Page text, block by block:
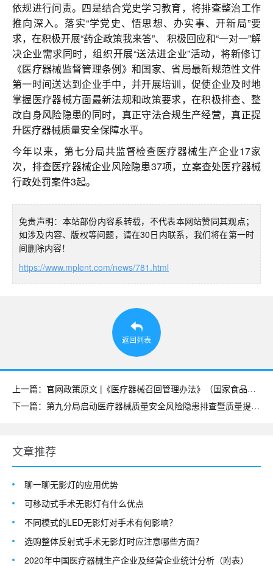
依规进行问责。四是结合党史学习教育，将排查整治工作
推向深入。落实“学党史、悟思想、办实事、开新局”要
求，在积极开展“药企政策我来答”、 积极回应和“一对一”解
决企业需求同时，组织开展“送法进企业”活动，将新修订
《医疗器械监督管理条例》和国家、省局最新规范性文件
第一时间送达到企业手中，并开展培训，促使企业及时地
掌握医疗器械方面最新法规和政策要求，在积极排查、整
改自身风险隐患的同时，真正守法合规生产经营，真正提
升医疗器械质量安全保障水平。
今年以来，第七分局共监督检查医疗器械生产企业17家
次，排查医疗器械企业风险隐患37项，立案查处医疗器械
行政处罚案件3起。
免责声明：本站部份内容系转载，不代表本网站赞同其观点；
如涉及内容、版权等问题，请在30日内联系，我们将在第一时
间删除内容！
https://www.mplent.com/news/781.html
返回列表
上一篇：官网政策原文 |《医疗器械召回管理办法》（国家食品药品监督管理总局令第29号）
下一篇：第九分局启动医疗器械质量安全风险隐患排查暨质量提升行动
文章推荐
聊一聊无影灯的应用优势
可移动式手术无影灯有什么优点
不同模式的LED无影灯对手术有何影响？
选购整体反射式手术无影灯时应注意哪些方面？
2020年中国医疗器械生产企业及经营企业统计分析（附表）